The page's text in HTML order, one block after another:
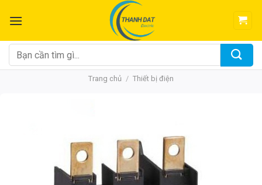
đến
dung
Tìm
kiếm:
Trang chủ / Thiết bị điện